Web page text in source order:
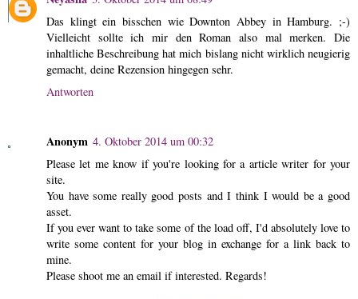
Das klingt ein bisschen wie Downton Abbey in Hamburg. ;-)
Vielleicht sollte ich mir den Roman also mal merken. Die
inhaltliche Beschreibung hat mich bislang nicht wirklich neugierig
gemacht, deine Rezension hingegen sehr.
Antworten
Anonym 4. Oktober 2014 um 00:32
Please let me know if you're looking for a article writer for your
site.
You have some really good posts and I think I would be a good
asset.
If you ever want to take some of the load off, I'd absolutely love to
write some content for your blog in exchange for a link back to
mine.
Please shoot me an email if interested. Regards!